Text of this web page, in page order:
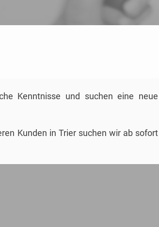
Kenntnisse und suchen eine neue
Kunden in Trier suchen wir ab sofort